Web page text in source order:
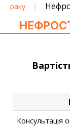
раку
|
Консультація